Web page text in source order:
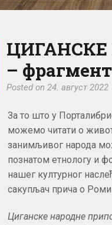
–
Posted on 24. август 2022
За то што у
можемо читати о
занимљивог народа
познатом етнологу и
нашег културног
сакупљач прича о
Циганске народне